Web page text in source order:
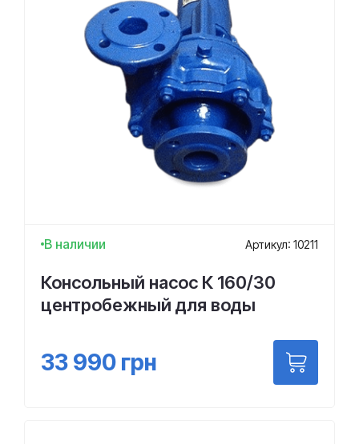
В наличии Артикул: 10211
Консольный насос К 160/30
центробежный для воды
33 990 грн